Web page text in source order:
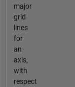
major
grid
lines
for
an
axis,
with
respect